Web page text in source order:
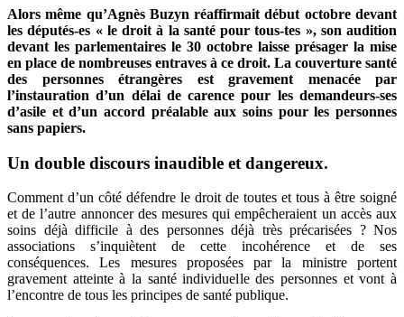
Alors même qu’Agnès Buzyn réaffirmait début octobre devant
les députés-es « le droit à la santé pour tous-tes », son audition
devant les parlementaires le 30 octobre laisse présager la mise
en place de nombreuses entraves à ce droit. La couverture santé
des personnes étrangères est gravement menacée par
l’instauration d’un délai de carence pour les demandeurs-ses
d’asile et d’un accord préalable aux soins pour les personnes
sans papiers.
Un double discours inaudible et dangereux.
Comment d’un côté défendre le droit de toutes et tous à être soigné
et de l’autre annoncer des mesures qui empêcheraient un accès aux
soins déjà difficile à des personnes déjà très précarisées ? Nos
associations s’inquiètent de cette incohérence et de ses
conséquences. Les mesures proposées par la ministre portent
gravement atteinte à la santé individuelle des personnes et vont à
l’encontre de tous les principes de santé publique.